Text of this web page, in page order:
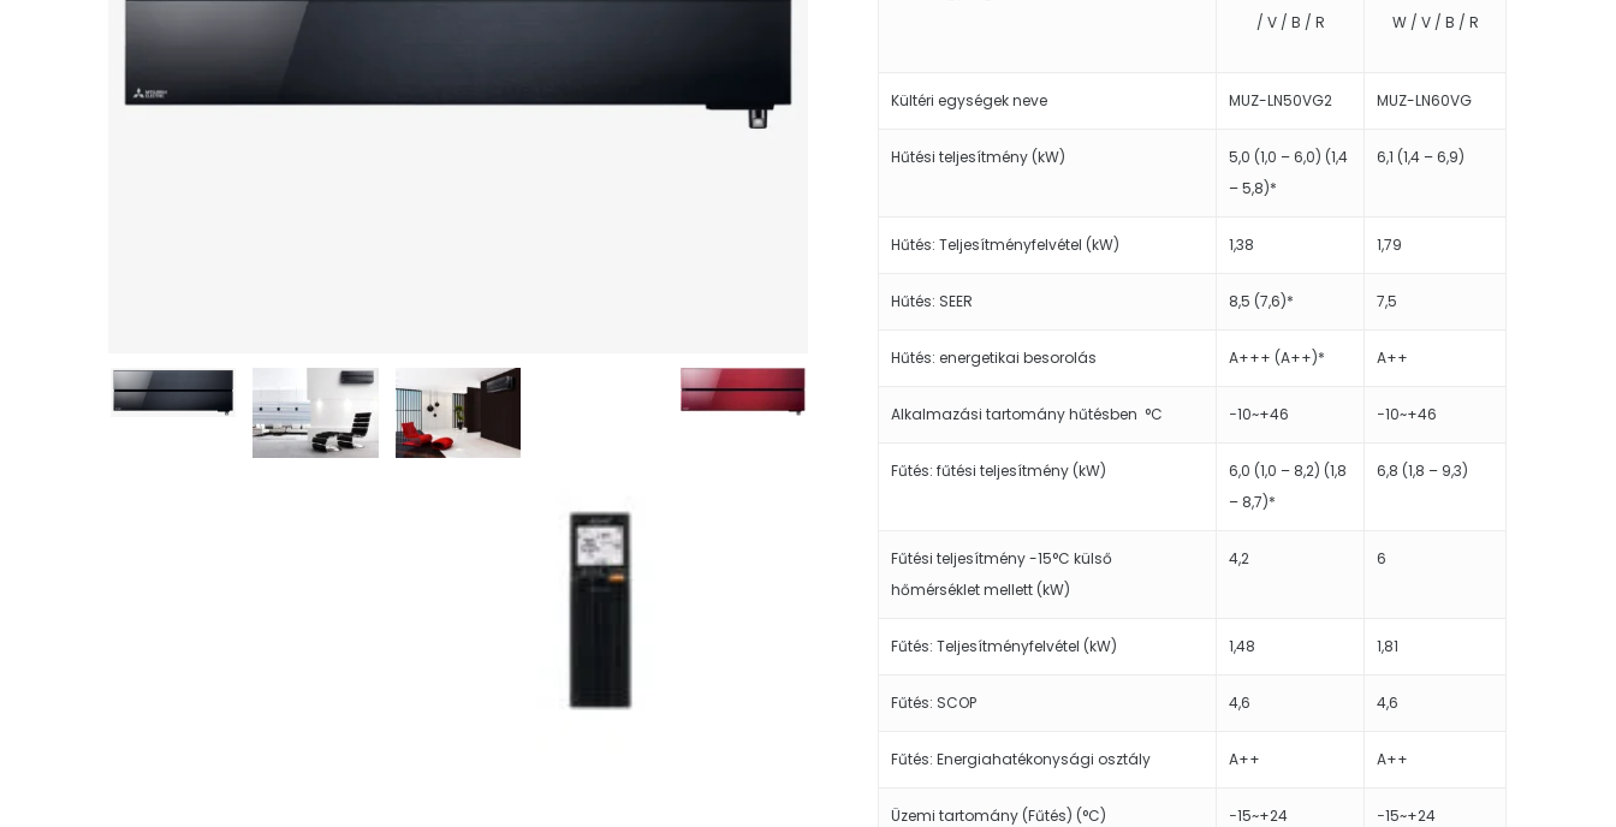
/ V / B / R
W / V / B / R
Kültéri egységek neve MUZ-LN50VG2 MUZ-LN60VG
Hűtési teljesítmény (kW)
5,0 (1,0 – 6,0) (1,4
– 5,8)*
6,1 (1,4 – 6,9)
Hűtés: Teljesítményfelvétel (kW) 1,38 1,79
Hűtés: SEER 8,5 (7,6)* 7,5
Hűtés: energetikai besorolás A+++ (A++)* A++
Alkalmazási tartomány hűtésben °C −10~+46 −10~+46
Fűtés: fűtési teljesítmény (kW)
6,0 (1,0 – 8,2) (1,8
– 8,7)*
6,8 (1,8 – 9,3)
Fűtési teljesítmény -15°C külső
hőmérséklet mellett (kW)
4,2 6
Fűtés: Teljesítményfelvétel (kW) 1,48 1,81
Fűtés: SCOP 4,6 4,6
Fűtés: Energiahatékonysági osztály A++ A++
Üzemi tartomány (Fűtés) (°C)
−15~+24
−15~+24